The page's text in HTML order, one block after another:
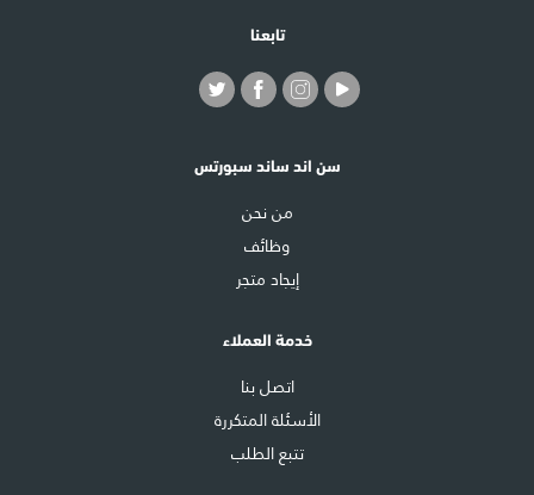
تابعنا
سن اند ساند سبورتس
من نحن
وظائف
إيجاد متجر
خدمة العملاء
اتصل بنا
الأسئلة المتكررة
تتبع الطلب